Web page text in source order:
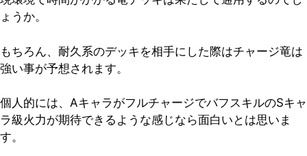
ょうか。
もちろん、耐久系のデッキを相手にした際はチャージ竜は
強い事が予想されます。
個人的には、AキャラがフルチャージでバフスキルのSキャ
ラ級火力が期待できるような感じなら面白いとは思いま
す。